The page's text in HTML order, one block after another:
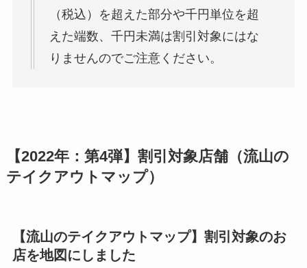
青13 大福元 流山店
青14 かねき
青18 スナック志帆
青20 すし・アラカルト名登利
黄1 カフェ&ダイニング パレット
（税込）を超えた部分や千円単位を超
えた端数、千円未満は割引対象にはな
りませんのでご注意ください。
【2022年：第4弾】割引対象店舗（流山の
テイクアウトマップ）
【流山のテイクアウトマップ】割引対象のお
店を地図にしました